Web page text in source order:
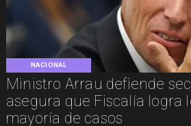
NACIONAL
Ministro Arrau defiende
asegura que Fiscalía logra
mayoría de casos